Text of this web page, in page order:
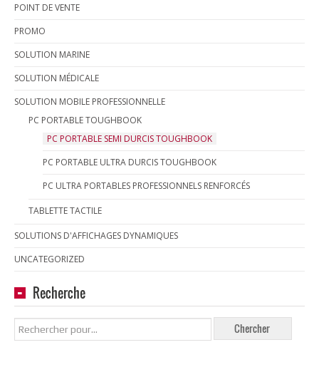
POINT DE VENTE
PROMO
SOLUTION MARINE
SOLUTION MÉDICALE
SOLUTION MOBILE PROFESSIONNELLE
PC PORTABLE TOUGHBOOK
PC PORTABLE SEMI DURCIS TOUGHBOOK
PC PORTABLE ULTRA DURCIS TOUGHBOOK
PC ULTRA PORTABLES PROFESSIONNELS RENFORCÉS
TABLETTE TACTILE
SOLUTIONS D'AFFICHAGES DYNAMIQUES
UNCATEGORIZED
Recherche